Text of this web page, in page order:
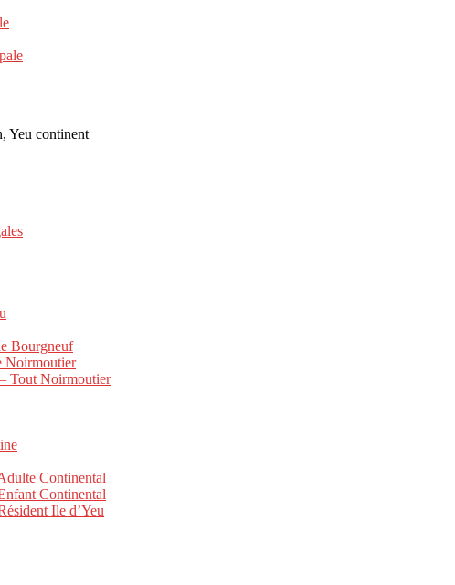
Yeu continent
Bourgneuf
Noirmoutier
Tout Noirmoutier
Continental
Continental
Ile d’Yeu